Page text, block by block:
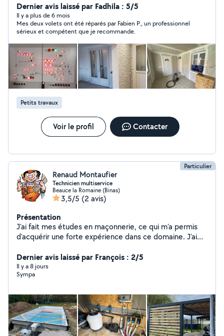
Dernier avis laissé par Fadhila : 5/5
Il y a plus de 6 mois
Mes deux volets ont été réparés par Fabien P., un professionnel
sérieux et compétent que je recommande.
Petits travaux
Voir le profil Contacter
Particulier
Renaud Montaufier
Technicien multiservice
Beauce la Romaine (Binas)
3,5/5 (2 avis)
Présentation
J'ai fait mes études en maçonnerie, ce qui m'a permis
d'acquérir une forte expérience dans ce domaine. J'ai
aquatique en tant que technicien et actuellement je
suis technicien multiservice
Dernier avis laissé par François : 2/5
Il y a 8 jours
Sympa